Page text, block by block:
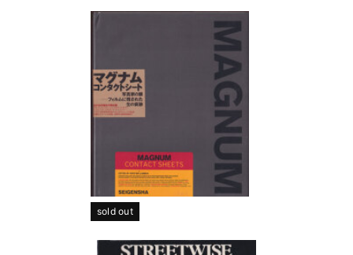
sold out